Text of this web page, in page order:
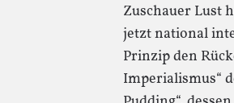
Zuschauer Lust
jetzt national
Prinzip den
Imperialismus“